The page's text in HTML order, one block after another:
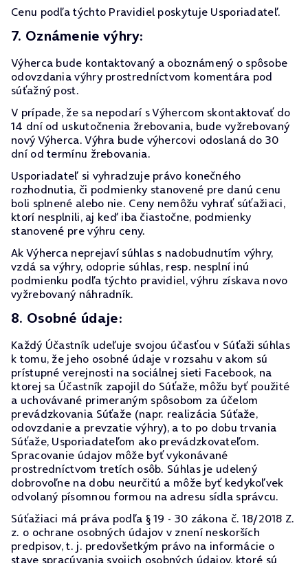
Cenu podľa týchto Pravidiel poskytuje Usporiadateľ.
7. Oznámenie výhry:
Výherca bude kontaktovaný a oboznámený o spôsobe
odovzdania výhry prostredníctvom komentára pod
súťažný post.
V prípade, že sa nepodarí s Výhercom skontaktovať do
14 dní od uskutočnenia žrebovania, bude vyžrebovaný
nový Výherca. Výhra bude výhercovi odoslaná do 30
dní od termínu žrebovania.
Usporiadateľ si vyhradzuje právo konečného
rozhodnutia, či podmienky stanovené pre danú cenu
boli splnené alebo nie. Ceny nemôžu vyhrať súťažiaci,
ktorí nesplnili, aj keď iba čiastočne, podmienky
stanovené pre výhru ceny.
Ak Výherca neprejaví súhlas s nadobudnutím výhry,
vzdá sa výhry, odoprie súhlas, resp. nesplní inú
podmienku podľa týchto pravidiel, výhru získava novo
vyžrebovaný náhradník.
8. Osobné údaje:
Každý Účastník udeľuje svojou účasťou v Súťaži súhlas
k tomu, že jeho osobné údaje v rozsahu v akom sú
prístupné verejnosti na sociálnej sieti Facebook, na
ktorej sa Účastník zapojil do Súťaže, môžu byť použité
a uchovávané primeraným spôsobom za účelom
prevádzkovania Súťaže (napr. realizácia Súťaže,
odovzdanie a prevzatie výhry), a to po dobu trvania
Súťaže, Usporiadateľom ako prevádzkovateľom.
Spracovanie údajov môže byť vykonávané
prostredníctvom tretích osôb. Súhlas je udelený
dobrovoľne na dobu neurčitú a môže byť kedykoľvek
odvolaný písomnou formou na adresu sídla správcu.
Súťažiaci má práva podľa § 19 - 30 zákona č. 18/2018 Z.
z. o ochrane osobných údajov v znení neskorších
predpisov, t. j. predovšetkým právo na informácie o
stave spracúvania svojich osobných údajov, ktoré sú